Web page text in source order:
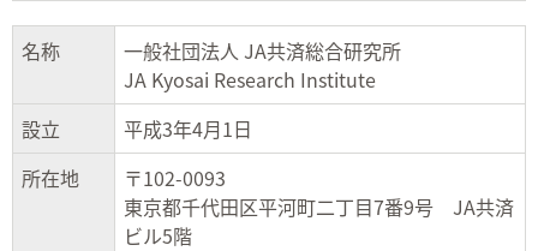
名称
一般社団法人 JA共済総合研究所
JA Kyosai Research Institute
設立
平成3年4月1日
所在地
〒102-0093
東京都千代田区平河町二丁目7番9号 JA共済
ビル5階